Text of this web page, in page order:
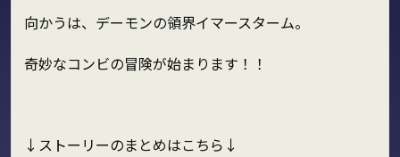
向かうは、デーモンの領界イマースターム。
奇妙なコンビの冒険が始まります！！
↓ストーリーのまとめはこちら↓